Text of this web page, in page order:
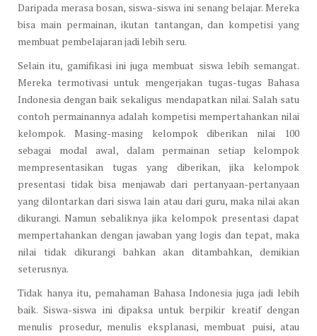
Daripada merasa bosan, siswa-siswa ini senang belajar. Mereka
bisa main permainan, ikutan tantangan, dan kompetisi yang
membuat pembelajaran jadi lebih seru.
Selain itu, gamifikasi ini juga membuat siswa lebih semangat.
Mereka termotivasi untuk mengerjakan tugas-tugas Bahasa
Indonesia dengan baik sekaligus mendapatkan nilai. Salah satu
contoh permainannya adalah kompetisi mempertahankan nilai
kelompok. Masing-masing kelompok diberikan nilai 100
sebagai modal awal, dalam permainan setiap kelompok
mempresentasikan tugas yang diberikan, jika kelompok
presentasi tidak bisa menjawab dari pertanyaan-pertanyaan
yang dilontarkan dari siswa lain atau dari guru, maka nilai akan
dikurangi. Namun sebaliknya jika kelompok presentasi dapat
mempertahankan dengan jawaban yang logis dan tepat, maka
nilai tidak dikurangi bahkan akan ditambahkan, demikian
seterusnya.
Tidak hanya itu, pemahaman Bahasa Indonesia juga jadi lebih
baik. Siswa-siswa ini dipaksa untuk berpikir kreatif dengan
menulis prosedur, menulis eksplanasi, membuat puisi, atau